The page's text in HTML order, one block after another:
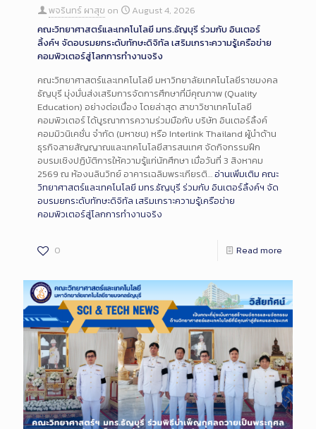
พจรินทร์ ผาสุข on
August 4, 2026
คณะวิทยาศาสตร์และเทคโนโลยี มทร.ธัญบุรี ร่วมกับ อินเตอร์
ลิ้งค์ฯ จัดอบรมยกระดับทักษะดิจิทัล เสริมเกราะความรู้เครือข่าย
คอมพิวเตอร์สู่โลกการทำงานจริง
คณะวิทยาศาสตร์และเทคโนโลยี มหาวิทยาลัยเทคโนโลยีราชมงคล
ธัญบุรี มุ่งมั่นส่งเสริมการจัดการศึกษาที่มีคุณภาพ (Quality
Education) อย่างต่อเนื่อง โดยล่าสุด สาขาวิชาเทคโนโลยี
คอมพิวเตอร์ ได้บูรณาการความร่วมมือกับ บริษัท อินเตอร์ลิ้งค์
คอมมิวนิเคชั่น จำกัด (มหาชน) หรือ Interlink Thailand ผู้นำด้าน
ธุรกิจสายสัญญาณและเทคโนโลยีสารสนเทศ จัดกิจกรรมฝึก
อบรมเชิงปฏิบัติการให้ความรู้แก่นักศึกษา เมื่อวันที่ 3 สิงหาคม
2569 ณ ห้องนลินวิทย์ อาคารเฉลิมพระเกียรติ…อ่านเพิ่มเติม คณะ
วิทยาศาสตร์และเทคโนโลยี มทร.ธัญบุรี ร่วมกับ อินเตอร์ลิ้งค์ฯ จัด
อบรมยกระดับทักษะดิจิทัล เสริมเกราะความรู้เครือข่าย
คอมพิวเตอร์สู่โลกการทำงานจริง
0 Read more